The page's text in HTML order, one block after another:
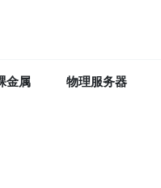
金属 物理服务器